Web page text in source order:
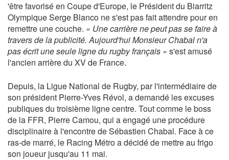
'être favorisé en Coupe d'Europe, le Président du Biarritz
Olympique Serge Blanco ne s'est pas fait attendre pour en
remettre une couche. « Une carrière ne peut pas se faire à
travers de la publicité. Aujourd'hui Monsieur Chabal n'a
pas écrit une seule ligne du rugby français » s'est amusé
l'ancien arrière du XV de France.
Depuis, la Ligue National de Rugby, par l'intermédiaire de
son président Pierre-Yves Révol, a demandé les excuses
publiques du troisième ligne centre. Tout comme le boss
de la FFR, Pierre Camou, qui a engagé une procédure
disciplinaire à l'encontre de Sébastien Chabal. Face à ce
ras-de marré, le Racing Métro a décidé de mettre au frigo
son joueur jusqu'au 11 mai.